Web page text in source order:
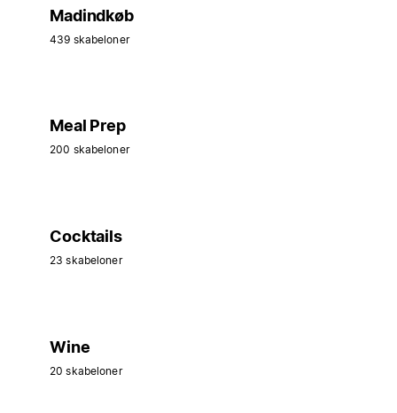
Madindkøb
439 skabeloner
Meal Prep
200 skabeloner
Cocktails
23 skabeloner
Wine
20 skabeloner